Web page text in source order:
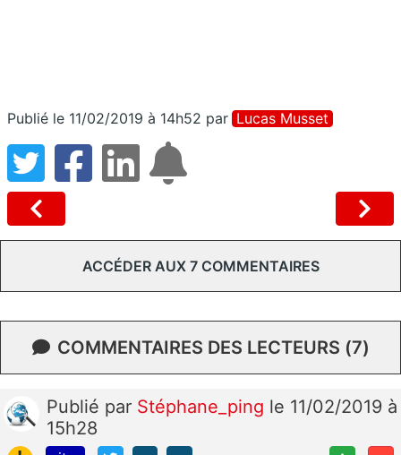
Publié le 11/02/2019 à 14h52 par Lucas Musset
ACCÉDER AUX 7 COMMENTAIRES
COMMENTAIRES DES LECTEURS (7)
Publié par Stéphane_ping le 11/02/2019 à
15h28